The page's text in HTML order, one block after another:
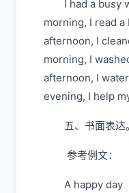
I had a busy
morning, I read a
afternoon, I
morning, I
afternoon, I
evening, I help
五、书面表达。
参考例文：
A happy day